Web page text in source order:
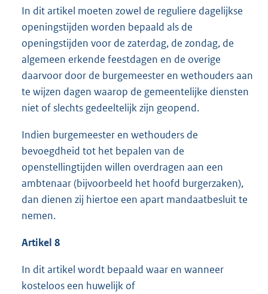
In dit artikel moeten zowel de reguliere dagelijkse
openingstijden worden bepaald als de
openingstijden voor de zaterdag, de zondag, de
algemeen erkende feestdagen en de overige
daarvoor door de burgemeester en wethouders aan
te wijzen dagen waarop de gemeentelijke diensten
niet of slechts gedeeltelijk zijn geopend.
Indien burgemeester en wethouders de
bevoegdheid tot het bepalen van de
openstellingtijden willen overdragen aan een
ambtenaar (bijvoorbeeld het hoofd burgerzaken),
dan dienen zij hiertoe een apart mandaatbesluit te
nemen.
Artikel 8
In dit artikel wordt bepaald waar en wanneer
kosteloos een huwelijk of